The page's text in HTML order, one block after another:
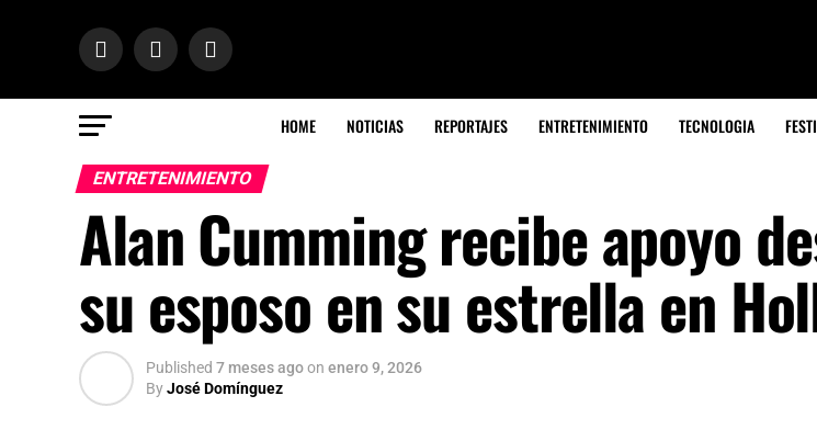
HOME NOTICIAS REPORTAJES ENTRETENIMIENTO TECNOLOGIA
ENTRETENIMIENTO
Alan Cumming recibe apoyo
su esposo en su estrella en
Published 7 meses agoon enero 9, 2026
ByJosé Domínguez